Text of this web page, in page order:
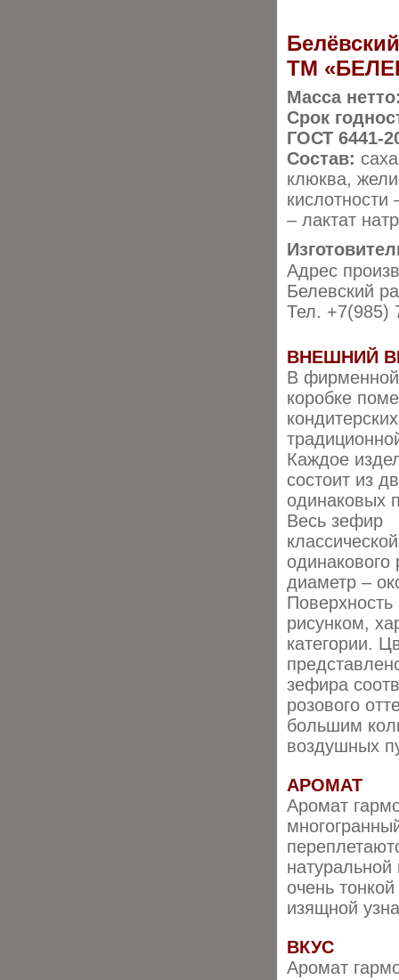
ТМ
Масса
Срок
ГОСТ 6441-
Состав:
клюква,
– лактат
Адрес
Белевский
Тел. +7(985)
ВНЕШНИЙ
В фирменной
коробке
Каждое
состоит из
одинаковых
Весь зефир
одинакового
диаметр –
рисунком,
категории.
зефира
розового
большим
воздушных
АРОМАТ
Аромат
очень
изящной
ВКУС
Аромат